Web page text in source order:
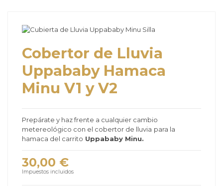
Cobertor de Lluvia
Uppababy Hamaca
Minu V1 y V2
Prepárate y haz frente a cualquier cambio
metereológico con el cobertor de lluvia para la
hamaca del carrito Uppababy Minu.
30,00 €
Impuestos incluidos